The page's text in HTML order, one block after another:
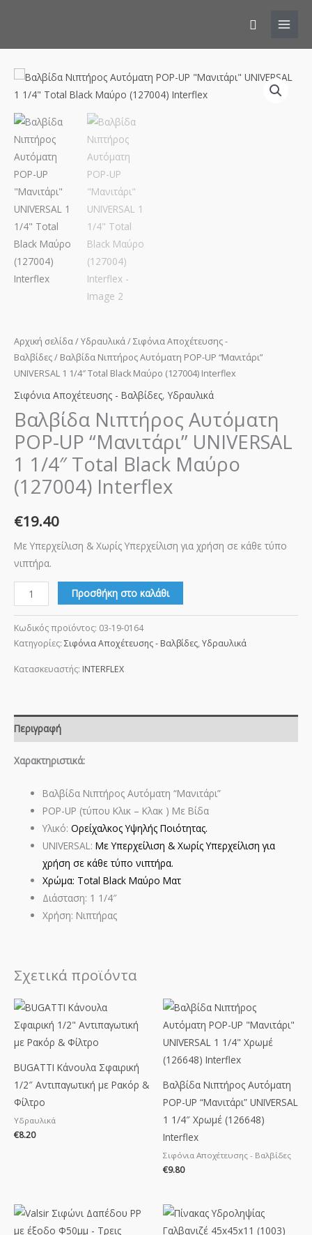
Αρχική σελίδα/Υδραυλικά/Σιφόνια Αποχέτευσης -
Βαλβίδες/ Βαλβίδα Νιπτήρος Αυτόματη POP-UP “Μανιτάρι”
UNIVERSAL 1 1/4″ Total Black Μαύρο (127004) Interflex
Σιφόνια Αποχέτευσης - Βαλβίδες,Υδραυλικά
Βαλβίδα Νιπτήρος Αυτόματη
POP-UP “Μανιτάρι” UNIVERSAL
1 1/4″ Total Black Μαύρο
(127004) Interflex
€19.40
Με Υπερχείλιση & Χωρίς Υπερχείλιση για χρήση σε κάθε τύπο
νιπτήρα.
Βαλβίδα
Νιπτήρος
Αυτόματη
POP-
UP
"Μανιτάρι"
UNIVERSAL
1/4"
Total
Black
Μαύρο
(127004)
Προσθήκη στο καλάθι
Κωδικός προϊόντος: 03-19-0164
Κατηγορίες: Σιφόνια Αποχέτευσης - Βαλβίδες, Υδραυλικά
Κατασκευαστής: INTERFLEX
Περιγραφή
Χαρακτηριστικά:
Βαλβίδα Νιπτήρος Αυτόματη “Μανιτάρι”
POP-UP (τύπου Κλικ – Κλακ ) Με Βίδα
Υλικό:Ορείχαλκος Υψηλής Ποιότητας.
UNIVERSAL:Με Υπερχείλιση & Χωρίς Υπερχείλιση για
χρήση σε κάθε τύπο νιπτήρα.
Χρώμα: Total Black Μαύρο Ματ
Διάσταση: 1 1/4″
Χρήση: Νιπτήρας
Σχετικά προϊόντα
BUGATTI Κάνουλα Σφαιρική
1/2″ Αντιπαγωτική με Ρακόρ &
Φίλτρο
Υδραυλικά
€8.20
Βαλβίδα Νιπτήρος Αυτόματη
POP-UP “Μανιτάρι” UNIVERSAL
1 1/4″ Χρωμέ (126648)
Interflex
Σιφόνια Αποχέτευσης - Βαλβίδες
€9.80